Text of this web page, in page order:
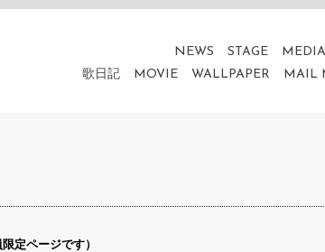
NEWS STAGE
MEDIA
歌日記
MOVIE WALLPAPER MAIL
定ページです）